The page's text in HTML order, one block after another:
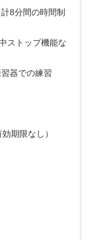
8分間の時間制
ストップ機能な
習器での練習
期限なし）